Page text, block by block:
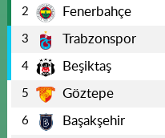
2 Fenerbahçe
3 Trabzonspor
4 Beşiktaş
5 Göztepe
6 Başakşehir